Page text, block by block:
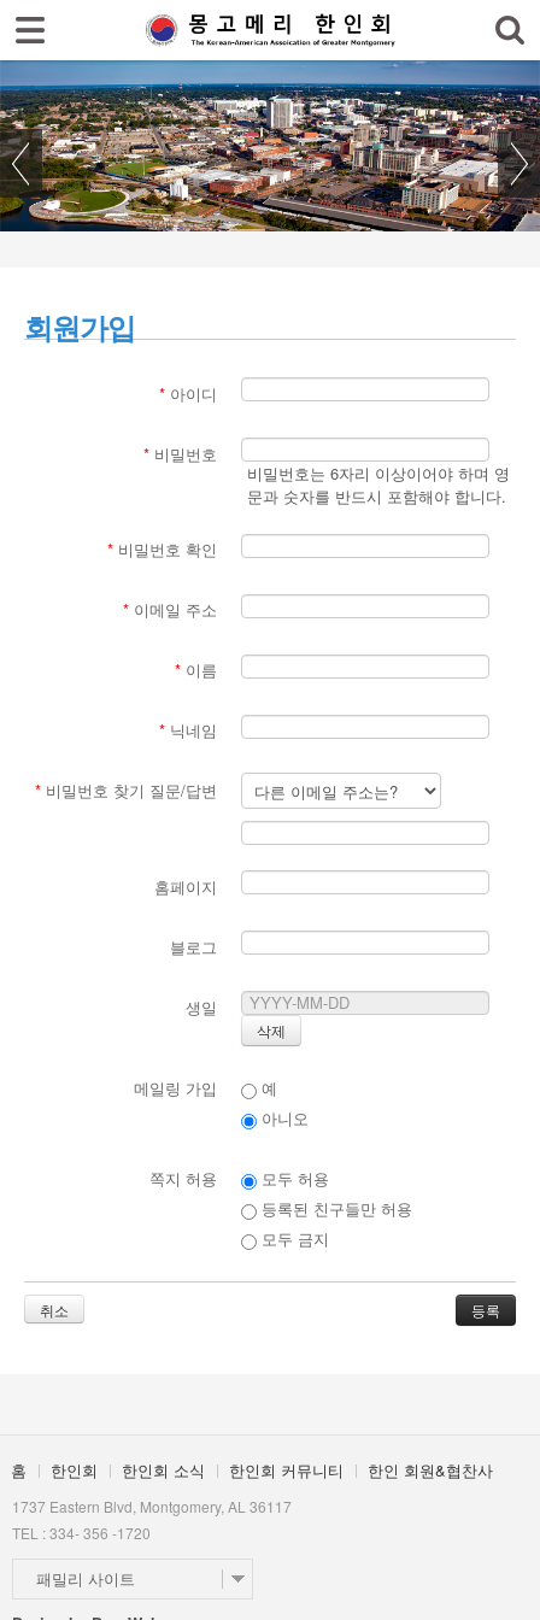
회원가입
* 아이디
* 비밀번호
비밀번호는 6자리 이상이어야 하며 영
문과 숫자를 반드시 포함해야 합니다.
* 비밀번호 확인
* 이메일 주소
* 이름
* 닉네임
* 비밀번호 찾기 질문/답변
홈페이지
블로그
생일
메일링 가입
예
아니오
쪽지 허용
모두 허용
등록된 친구들만 허용
모두 금지
취소
홈 한인회 한인회 소식 한인회 커뮤니티 한인 회원&협찬사
1737 Eastern Blvd, Montgomery, AL 36117
TEL : 334- 356 -1720
패밀리 사이트
로그인 회원가입
한인회
한인회 소식
한인회 커뮤니티
- 장학재단소식